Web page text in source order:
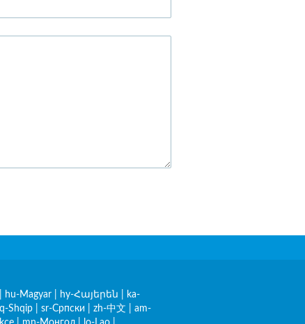
hu-Magyar hy-Հայերեն
ka-
Shqip sr-Српски zh-中文
am-